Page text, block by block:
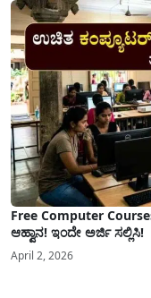
ಮತ್ತು ಕಲ್ಯಾಣ ಕರ್ನಾಟಕದ ಒಟ್ಟು 9
Free Computer
ಆಹ್ವಾನ! ಇಂದೇ ಅರ್ಜಿ ಸಲ್ಲಿಸಿ!
April 2, 2026